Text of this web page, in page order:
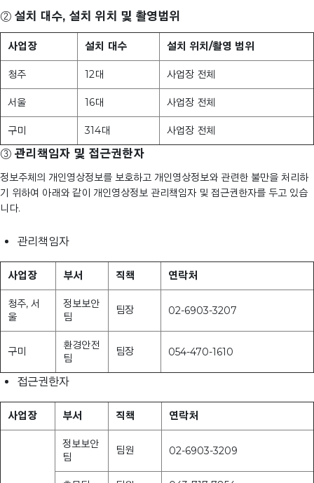
② 설치 대수, 설치 위치 및 촬영범위
사업장 설치 대수 설치 위치/촬영 범위
청주 12대 사업장 전체
서울 16대 사업장 전체
구미 314대 사업장 전체
③ 관리책임자 및 접근권한자
정보주체의 개인영상정보를 보호하고 개인영상정보와 관련한 불만을 처리하
기 위하여 아래와 같이 개인영상정보 관리책임자 및 접근권한자를 두고 있습
니다.
관리책임자
사업장 부서 직책 연락처
청주, 서
울
정보보안
팀
팀장 02-6903-3207
구미
환경안전
팀
팀장 054-470-1610
접근권한자
사업장 부서 직책 연락처
정보보안
팀
팀원 02-6903-3209